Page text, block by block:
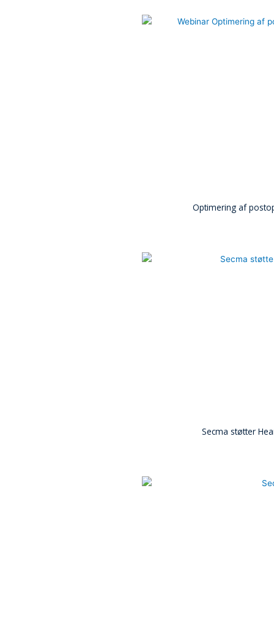
Optimering af
Secma støtter